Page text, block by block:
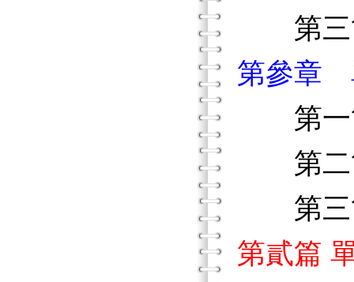
第三
第參章
第一
第二
第三
第貳篇